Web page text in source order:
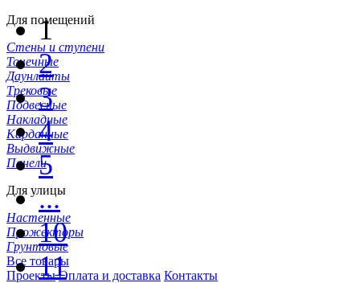
Для помещений
Стены и ступени
Точечные
Даунлайты
Трековые
Подвесные
Накладные
Карданные
Выдвижные
Панели
Для улицы
Настенные
Прожекторы
Грунтовые
Все товары
Проекты Оплата и доставка Контакты
1
2
3
4
5
...
10
11